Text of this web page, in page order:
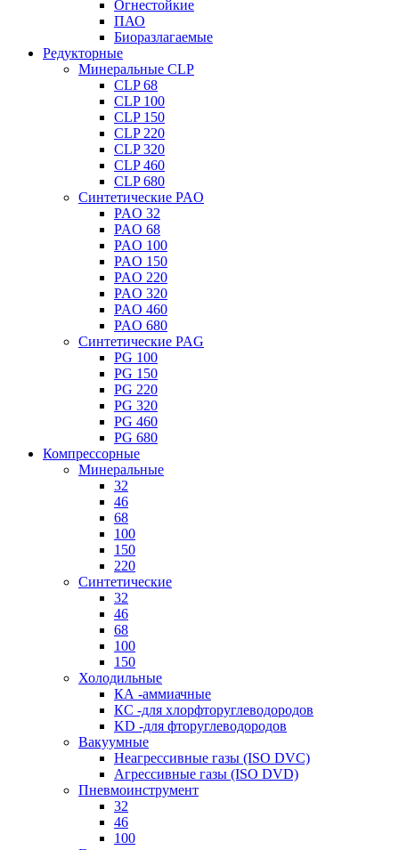
Огнестойкие
ПАО
Биоразлагаемые
Редукторные
Минеральные CLP
CLP 68
CLP 100
CLP 150
CLP 220
CLP 320
CLP 460
CLP 680
Синтетические PAO
PAO 32
PAO 68
PAO 100
PAO 150
PAO 220
PAO 320
PAO 460
PAO 680
Синтетические PAG
PG 100
PG 150
PG 220
PG 320
PG 460
PG 680
Компрессорные
Минеральные
32
46
68
100
150
220
Синтетические
32
46
68
100
150
Холодильные
КА -аммиачные
КС -для хлорфторуглеводородов
KD -для фторуглеводородов
Вакуумные
Неагрессивные газы (ISO DVC)
Агрессивные газы (ISO DVD)
Пневмоинструмент
32
46
100